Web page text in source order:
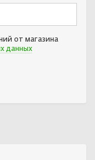
от магазина
данных